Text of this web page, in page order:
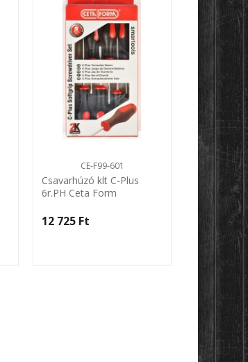
CE-F99-601
Csavarhúzó klt C-Plus
6r.PH Ceta Form
12 725 Ft‎
6r.TORX
13 600 Ft‎